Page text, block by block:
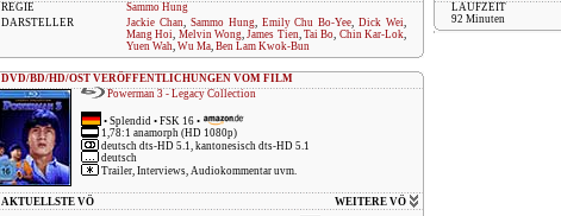
REGIE
Sammo Hung
DARSTELLER
Jackie Chan, Sammo Hung, Emily Chu Bo-Yee,Dick Wei,
Mang Hoi, Melvin Wong,James Tien,Tai Bo, Chin Kar-Lok,
Yuen Wah, Wu Ma, Ben Lam Kwok-Bun
DVD/BD/HD/OST VERÖFFENTLICHUNGEN VOM FILM
Powerman 3 - Legacy Collection
• Splendid • FSK 16 •
1,78:1 anamorph (HD 1080p)
deutsch dts-HD 5.1, kantonesisch dts-HD 5.1
deutsch
Trailer, Interviews, Audiokommentar uvm.
WEITERE VÖ
AKTUELLSTE VÖ
LAUFZEIT
92 Minuten